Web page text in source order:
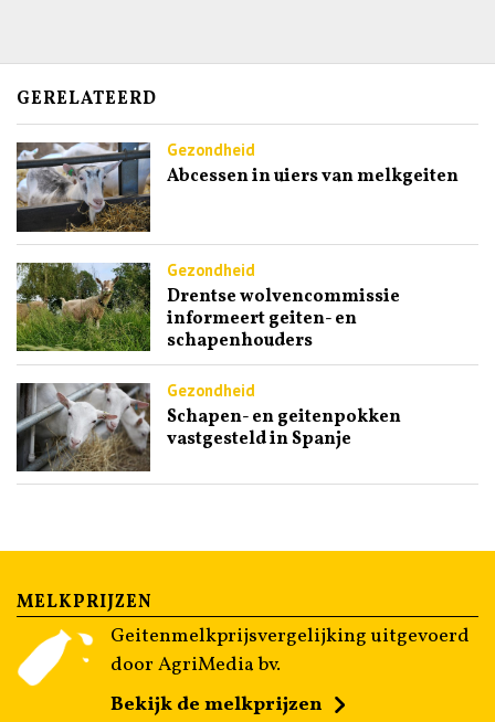
GERELATEERD
Gezondheid
Abcessen in uiers van melkgeiten
Gezondheid
Drentse wolvencommissie
informeert geiten- en
schapenhouders
Gezondheid
Schapen- en geitenpokken
vastgesteld in Spanje
MELKPRIJZEN
Geitenmelkprijsvergelijking uitgevoerd
door AgriMedia bv.
Bekijk de melkprijzen